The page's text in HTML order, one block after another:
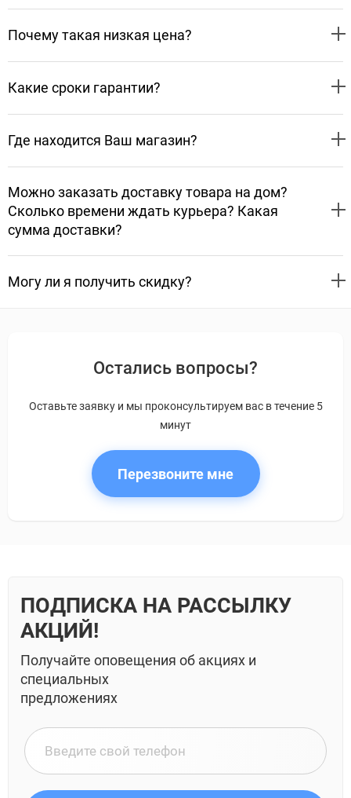
Почему такая низкая цена?
Какие сроки гарантии?
Где находится Ваш магазин?
Можно заказать доставку товара на дом?
Сколько времени ждать курьера? Какая
сумма доставки?
Могу ли я получить скидку?
Остались вопросы?
Оставьте заявку и мы проконсультируем вас в течение 5
минут
Перезвоните мне
ПОДПИСКА НА РАССЫЛКУ
АКЦИЙ!
Получайте оповещения об акциях и
специальных
предложениях